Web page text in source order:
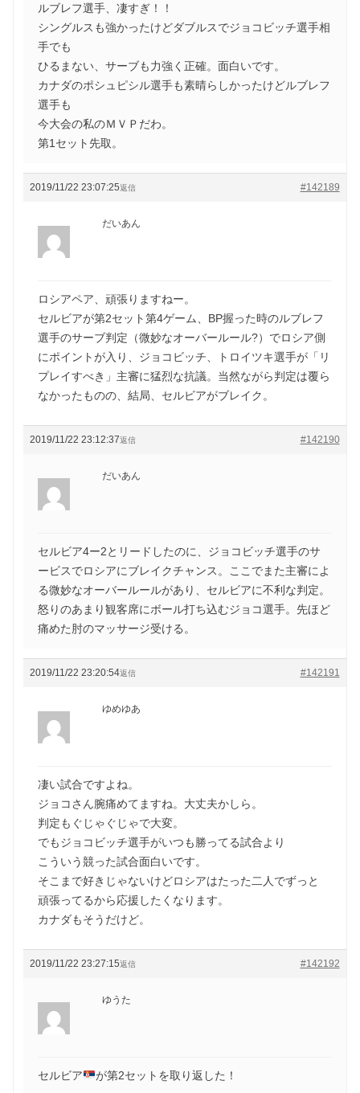
ルブレフ選手、凄すぎ！！
シングルスも強かったけどダブルスでジョコビッチ選手相
手でも
ひるまない、サーブも力強く正確。面白いです。
カナダのポシュピシル選手も素晴らしかったけどルブレフ
選手も
今大会の私のＭＶＰだわ。
第1セット先取。
2019/11/22 23:07:25 #142189
返信
だいあん
ロシアペア、頑張りますねー。
セルビアが第2セット第4ゲーム、BP握った時のルブレフ
選手のサーブ判定（微妙なオーバールール?）でロシア側
にポイントが入り、ジョコビッチ、トロイツキ選手が「リ
プレイすべき」主審に猛烈な抗議。当然ながら判定は覆ら
なかったものの、結局、セルビアがブレイク。
2019/11/22 23:12:37 #142190
返信
だいあん
セルビア4ー2とリードしたのに、ジョコビッチ選手のサ
ービスでロシアにブレイクチャンス。ここでまた主審によ
る微妙なオーバールールがあり、セルビアに不利な判定。
怒りのあまり観客席にボール打ち込むジョコ選手。先ほど
痛めた肘のマッサージ受ける。
2019/11/22 23:20:54 #142191
返信
ゆめゆあ
凄い試合ですよね。
ジョコさん腕痛めてますね。大丈夫かしら。
判定もぐじゃぐじゃで大変。
でもジョコビッチ選手がいつも勝ってる試合より
こういう競った試合面白いです。
そこまで好きじゃないけどロシアはたった二人でずっと
頑張ってるから応援したくなります。
カナダもそうだけど。
2019/11/22 23:27:15 #142192
返信
ゆうた
セルビア が第2セットを取り返した！